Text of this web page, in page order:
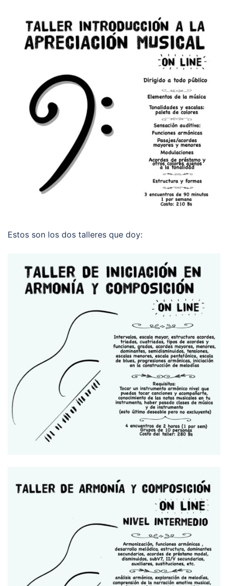
Estos son los dos talleres que doy: